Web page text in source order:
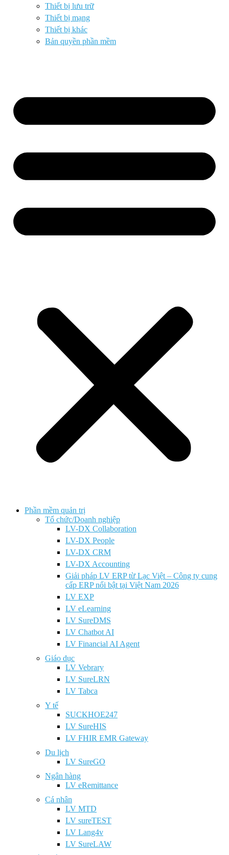
Thiết bị lưu trữ
Thiết bị mạng
Thiết bị khác
Bản quyền phần mềm
Phần mềm quản trị
Tổ chức/Doanh nghiệp
LV-DX Collaboration
LV-DX People
LV-DX CRM
LV-DX Accounting
Giải pháp LV ERP từ Lạc Việt – Công ty cung
cấp ERP nổi bật tại Việt Nam 2026
LV EXP
LV eLearning
LV SureDMS
LV Chatbot AI
LV Financial AI Agent
Giáo dục
LV Vebrary
LV SureLRN
LV Tabca
Y tế
SUCKHOE247
LV SureHIS
LV FHIR EMR Gateway
Du lịch
LV SureGO
Ngân hàng
LV eRemittance
Cá nhân
LV MTD
LV sureTEST
LV Lang4v
LV SureLAW